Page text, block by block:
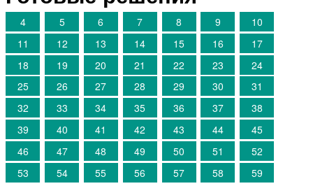
4 5 6 7 8 9
10
11
12 13 14 15 16
17
18
19 20 21 22 23
24
25
26 27 28 29 30
31
32
33 34 35 36 37
38
39
40 41 42 43 44
45
46
47 48 49 50 51
52
53
54 55 56 57 58 59